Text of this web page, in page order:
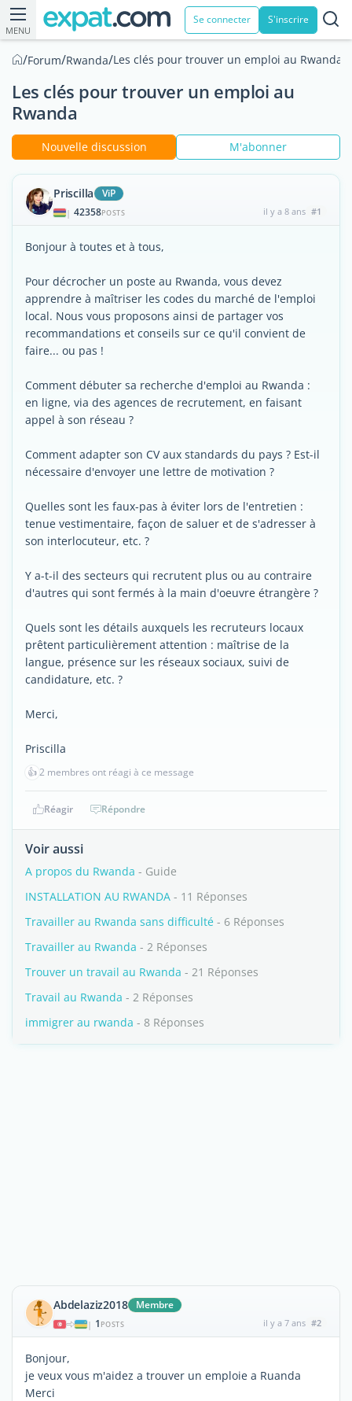
MENU
Se connecter S'inscrire
/Forum/Rwanda/Les clés pour trouver un emploi au Rwanda
Les clés pour trouver un emploi au
Rwanda
Nouvelle discussion M'abonner
Priscilla ViP
| 42358POSTS il y a 8 ans #1
Bonjour à toutes et à tous,
Pour décrocher un poste au Rwanda, vous devez
apprendre à maîtriser les codes du marché de l'emploi
local. Nous vous proposons ainsi de partager vos
recommandations et conseils sur ce qu'il convient de
faire... ou pas !
Comment débuter sa recherche d'emploi au Rwanda :
en ligne, via des agences de recrutement, en faisant
appel à son réseau ?
Comment adapter son CV aux standards du pays ? Est-il
nécessaire d'envoyer une lettre de motivation ?
Quelles sont les faux-pas à éviter lors de l'entretien :
tenue vestimentaire, façon de saluer et de s'adresser à
son interlocuteur, etc. ?
Y a-t-il des secteurs qui recrutent plus ou au contraire
d'autres qui sont fermés à la main d'oeuvre étrangère ?
Quels sont les détails auxquels les recruteurs locaux
prêtent particulièrement attention : maîtrise de la
langue, présence sur les réseaux sociaux, suivi de
candidature, etc. ?
Merci,
Priscilla
👍2 membres ont réagi à ce message
Réagir Répondre
Voir aussi
A propos du Rwanda - Guide
INSTALLATION AU RWANDA - 11 Réponses
Travailler au Rwanda sans difficulté - 6 Réponses
Travailler au Rwanda - 2 Réponses
Trouver un travail au Rwanda - 21 Réponses
Travail au Rwanda - 2 Réponses
immigrer au rwanda - 8 Réponses
Abdelaziz2018 Membre
| 1 POSTS il y a 7 ans #2
Bonjour,
je veux vous m'aidez a trouver un emploie a Ruanda
Merci